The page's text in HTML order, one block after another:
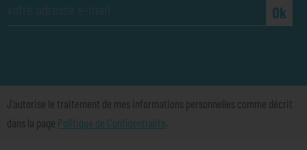
Ok
J'autorise le traitement de mes informations personnelles comme décrit
dans la page Politique de Confidentialité.